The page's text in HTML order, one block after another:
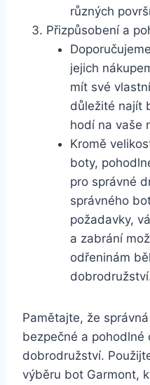
různých
Přizpůsobení a
jejich
‌mít své
důležité najít
hodí na vaše
Kromě
boty,
pro správné
správného
požadavky,
a zabrání
odřeninám
Pamětajte, že
bezpečné a pohodlné
dobrodružství.⁢
výběru bot Garmont,